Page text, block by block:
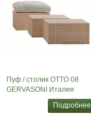
Пуф / столик OTTO 08
GERVASONI Италия
Подробнее